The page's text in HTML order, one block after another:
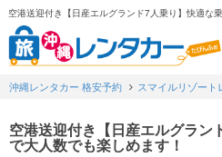
空港送迎付き【日産エルグランド7人乗り】快適な
沖縄レンタカー 格安予約 スマイルリゾート
空港送迎付き【日産エルグラン
で大人数でも楽しめます！